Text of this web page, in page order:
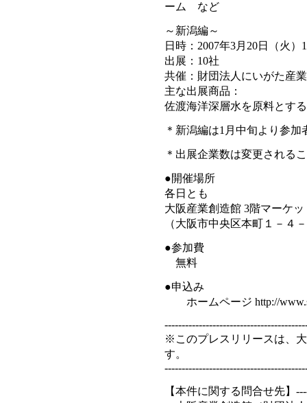
ーム など
～新潟編～
日時：2007年3月20日（火）
出展：10社
共催：財団法人にいがた産
主な出展商品：
佐渡海洋深層水を原料とす
＊新潟編は1月中旬より参加
＊出展企業数は変更される
●開催場所
各日とも
大阪産業創造館 3階マーケ
（大阪市中央区本町１－４
●参加費
無料
●申込み
ホームページ http://
※このプレスリリースは、
す。
【本件に関する問合せ先】